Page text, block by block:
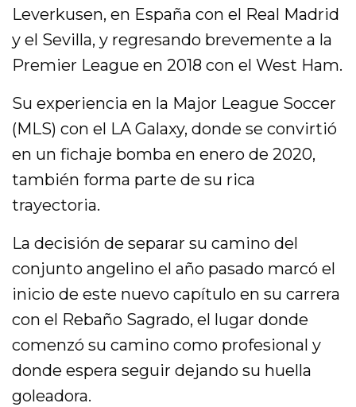
Leverkusen, en España con el Real Madrid
y el Sevilla, y regresando brevemente a la
Premier League en 2018 con el West Ham.
Su experiencia en la Major League Soccer
(MLS) con el LA Galaxy, donde se convirtió
en un fichaje bomba en enero de 2020,
también forma parte de su rica
trayectoria.
La decisión de separar su camino del
conjunto angelino el año pasado marcó el
inicio de este nuevo capítulo en su carrera
con el Rebaño Sagrado, el lugar donde
comenzó su camino como profesional y
donde espera seguir dejando su huella
goleadora.